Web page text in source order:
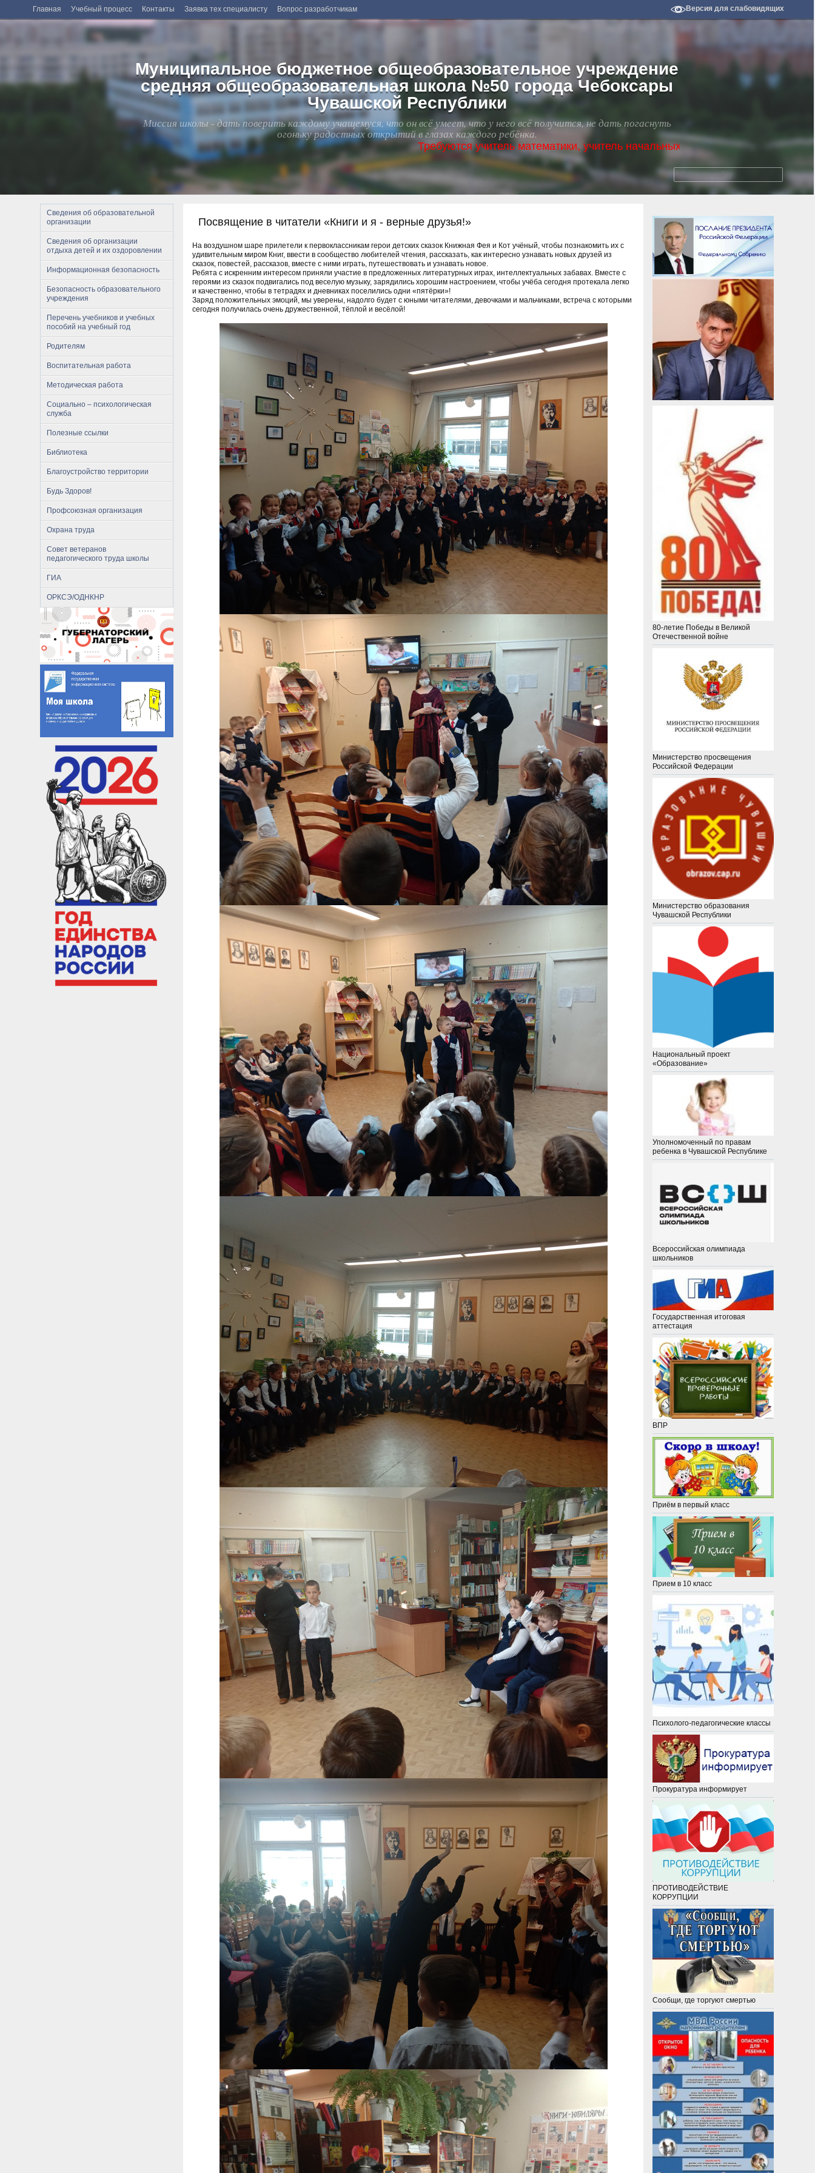
Версия для слабовидящих
Главная Учебный процесс Контакты Заявка тех специалисту Вопрос разработчикам
Муниципальное бюджетное общеобразовательное учреждение
средняя общеобразовательная школа №50 города Чебоксары
Чувашской Республики
Миссия школы - дать поверить каждому учащемуся, что он всё умеет, что у него всё получится, не дать погаснуть
огоньку радостных открытий в глазах каждого ребёнка.
Требуются учитель математики, учитель начальных классов, социальный педагог! Для
Сведения об образовательной
организации
Сведения об организации
отдыха детей и их оздоровлении
Информационная безопасность
Безопасность образовательного
учреждения
Перечень учебников и учебных
пособий на учебный год
Родителям
Воспитательная работа
Методическая работа
Социально – психологическая
служба
Полезные ссылки
Библиотека
Благоустройство территории
Будь Здоров!
Профсоюзная организация
Охрана труда
Совет ветеранов
педагогического труда школы
ГИА
ОРКСЭ/ОДНКНР
80-летие Победы в Великой
Отечественной войне
Министерство просвещения
Российской Федерации
Министерство образования
Чувашской Республики
Национальный проект
«Образование»
Уполномоченный по правам
ребенка в Чувашской Республике
Всероссийская олимпиада
школьников
Государственная итоговая
аттестация
ВПР
Приём в первый класс
Прием в 10 класс
Психолого-педагогические классы
Прокуратура информирует
ПРОТИВОДЕЙСТВИЕ
КОРРУПЦИИ
Сообщи, где торгуют смертью
Посвящение в читатели «Книги и я - верные друзья!»
На воздушном шаре прилетели к первоклассникам герои детских сказок Книжная Фея и Кот учёный, чтобы познакомить их с
удивительным миром Книг, ввести в сообщество любителей чтения, рассказать, как интересно узнавать новых друзей из
сказок, повестей, рассказов, вместе с ними играть, путешествовать и узнавать новое.
Ребята с искренним интересом приняли участие в предложенных литературных играх, интеллектуальных забавах. Вместе с
героями из сказок подвигались под веселую музыку, зарядились хорошим настроением, чтобы учёба сегодня протекала легко
и качественно, чтобы в тетрадях и дневниках поселились одни «пятёрки»!
Заряд положительных эмоций, мы уверены, надолго будет с юными читателями, девочками и мальчиками, встреча с которыми
сегодня получилась очень дружественной, тёплой и весёлой!